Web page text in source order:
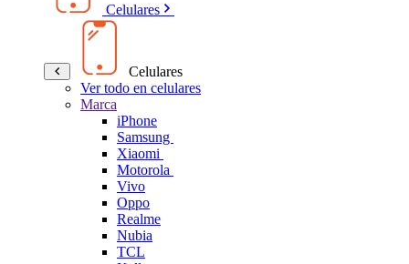
Celulares
Celulares
Ver todo en celulares
Marca
iPhone
Samsung
Xiaomi
Motorola
Vivo
Oppo
Realme
Nubia
TCL